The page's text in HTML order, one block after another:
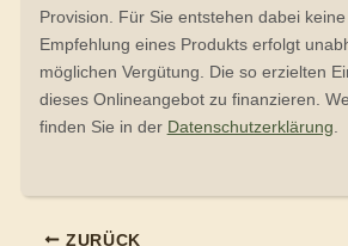
Provision. Für Sie entstehen dabei
Empfehlung eines Produkts erfolgt
möglichen Vergütung. Die so erzielten
dieses Onlineangebot zu finanzieren.
finden Sie in der Datenschutzerklärung
ZURÜCK